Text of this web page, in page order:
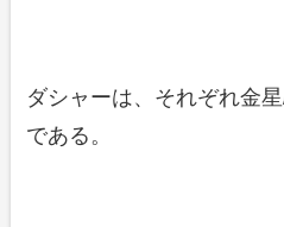
ダシャーは、それぞれ金
である。